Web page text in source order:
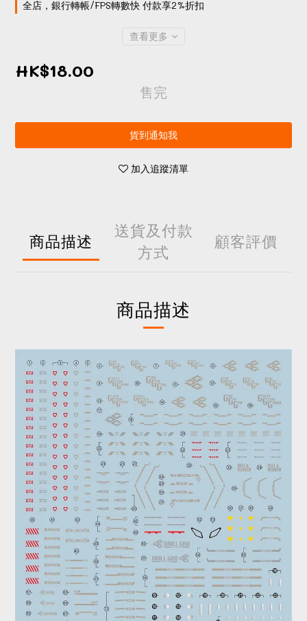
全店，銀行轉帳/FPS轉數快 付款享2%折扣
查看更多
HK$18.00
售完
貨到通知我
加入追蹤清單
商品描述
送貨及付款
方式
顧客評價
商品描述